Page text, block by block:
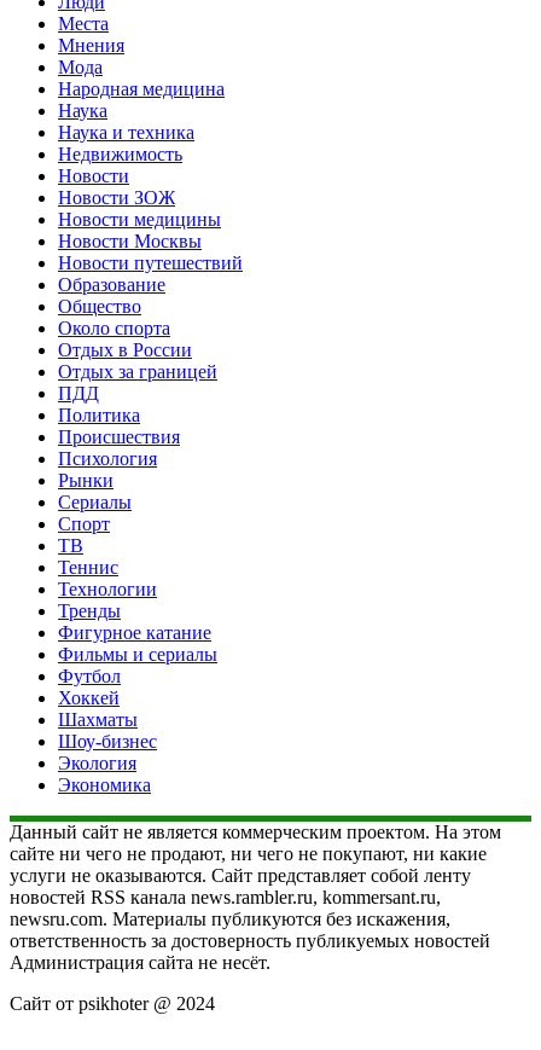
Места
Мнения
Мода
Народная медицина
Наука
Наука и техника
Недвижимость
Новости
Новости ЗОЖ
Новости медицины
Новости Москвы
Новости путешествий
Образование
Общество
Около спорта
Отдых в России
Отдых за границей
ПДД
Политика
Происшествия
Психология
Рынки
Сериалы
Спорт
ТВ
Теннис
Технологии
Тренды
Фигурное катание
Фильмы и сериалы
Футбол
Хоккей
Шахматы
Шоу-бизнес
Экология
Экономика
Данный сайт не является коммерческим проектом. На этом
сайте ни чего не продают, ни чего не покупают, ни какие
услуги не оказываются. Сайт представляет собой ленту
новостей RSS канала news.rambler.ru, kommersant.ru,
newsru.com. Материалы публикуются без искажения,
ответственность за достоверность публикуемых новостей
Администрация сайта не несёт.
Сайт от psikhoter @ 2024